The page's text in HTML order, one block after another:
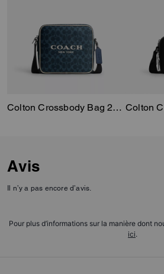
Colton Crossbody Bag 25 In Signature Canvas With Coach Graphic Colton
Avis
Il n’y a pas encore d’avis.
Pour plus d’informations sur la manière dont
ici.